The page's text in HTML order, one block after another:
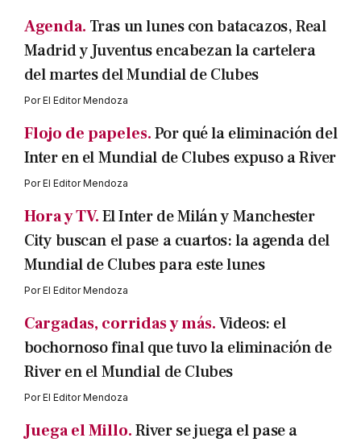
Agenda. Tras un lunes con batacazos, Real
Madrid y Juventus encabezan la cartelera
del martes del Mundial de Clubes
PorEl Editor Mendoza
Flojo de papeles.Por qué la eliminación del
Inter en el Mundial de Clubes expuso a River
PorEl Editor Mendoza
Hora y TV.El Inter de Milán y Manchester
City buscan el pase a cuartos: la agenda del
Mundial de Clubes para este lunes
PorEl Editor Mendoza
Cargadas, corridas y más.Videos: el
bochornoso final que tuvo la eliminación de
River en el Mundial de Clubes
PorEl Editor Mendoza
Juega el Millo.River se juega el pase a